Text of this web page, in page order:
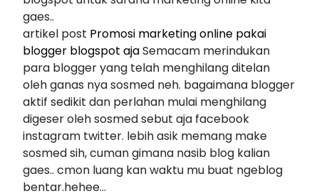
gaes..
artikel post Promosi marketing online pakai
blogger blogspot ajaSemacam merindukan
para blogger yang telah menghilang ditelan
oleh ganas nya sosmed neh. bagaimana blogger
aktif sedikit dan perlahan mulai menghilang
digeser oleh sosmed sebut aja facebook
instagram twitter. lebih asik memang make
sosmed sih, cuman gimana nasib blog kalian
gaes.. cmon luang kan waktu mu buat ngeblog
bentar.hehee...